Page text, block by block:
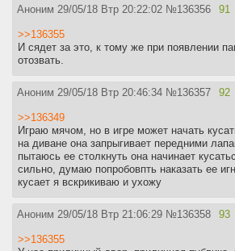
Аноним 29/05/18 Втр 20:22:02 №136356 91
>>136355
И сядет за это, к тому же при появлении
отозвать.
Аноним 29/05/18 Втр 20:46:34 №136357 92
>>136349
Играю мячом, но в игре может начать
на диване она запрыгивает передними
пытаюсь ее столкнуть она начинает
сильно, думаю попробовпть наказать ее
кусает я вскрикиваю и ухожу
Аноним 29/05/18 Втр 21:06:29 №136358 93
>>136355